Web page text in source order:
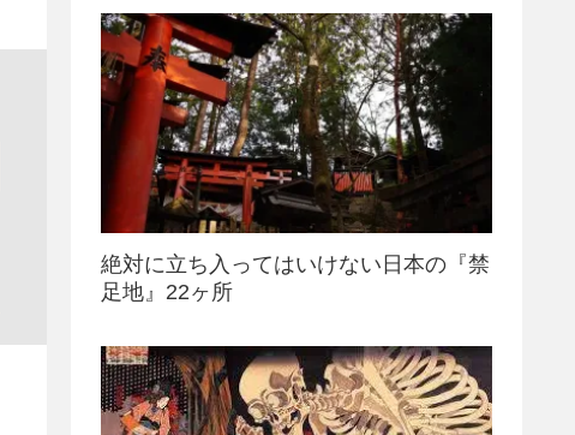
絶対に立ち入ってはいけない日本の『禁
足地』22ヶ所